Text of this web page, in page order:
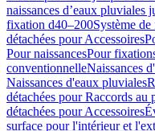
naissances d’eaux pluviales
fixation d40–200Système
détachées pour Accessoires
Pour naissancesPour
conventionnelleNaissances
Naissances d'eaux pluviales
détachées pour Raccords au
détachées pour Accessoires
surface pour l'intérieur et